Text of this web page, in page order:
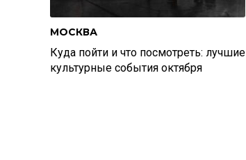
МОСКВА
Куда пойти и что посмотреть: лучшие
культурные события октября